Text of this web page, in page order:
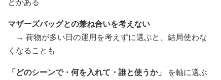
マザーズバッグとの兼ね合いを考えない
→ 荷物が多い日の運用を考えずに選ぶと、結局使わな
くなることも
「どのシーンで・何を入れて・誰と使うか」
を軸に選ぶ